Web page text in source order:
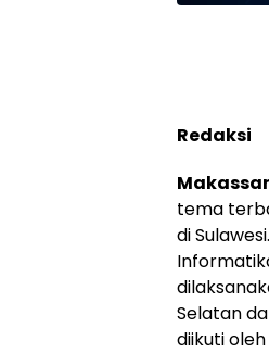
Redaksi
Makassar
tema
di
Selatan
diikuti